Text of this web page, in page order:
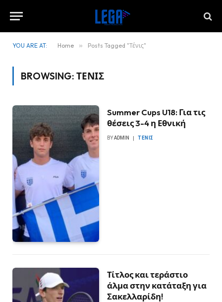
YOU ARE AT: Home » Posts Tagged "Τένις"
BROWSING: ΤΈΝΙΣ
Summer Cups U18: Για τις
θέσεις 3-4 η Εθνική
BYADMIN ΤΈΝΙΣ
Τίτλος και τεράστιο
άλμα στην κατάταξη για
Σακελλαρίδη!